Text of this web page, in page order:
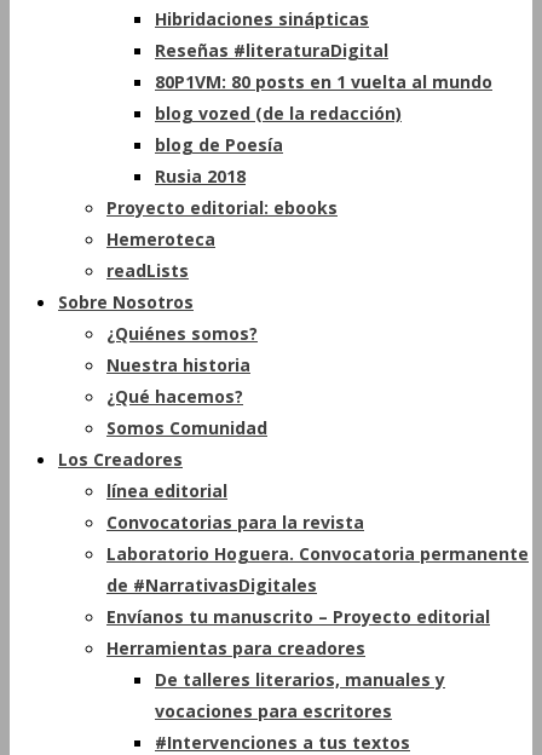
Hibridaciones sinápticas
Reseñas #literaturaDigital
80P1VM: 80 posts en 1 vuelta al mundo
blog vozed (de la redacción)
blog de Poesía
Rusia 2018
Proyecto editorial: ebooks
Hemeroteca
readLists
Sobre Nosotros
¿Quiénes somos?
Nuestra historia
¿Qué hacemos?
Somos Comunidad
Los Creadores
línea editorial
Convocatorias para la revista
Laboratorio Hoguera. Convocatoria permanente
de #NarrativasDigitales
Envíanos tu manuscrito – Proyecto editorial
Herramientas para creadores
De talleres literarios, manuales y
vocaciones para escritores
#Intervenciones a tus textos